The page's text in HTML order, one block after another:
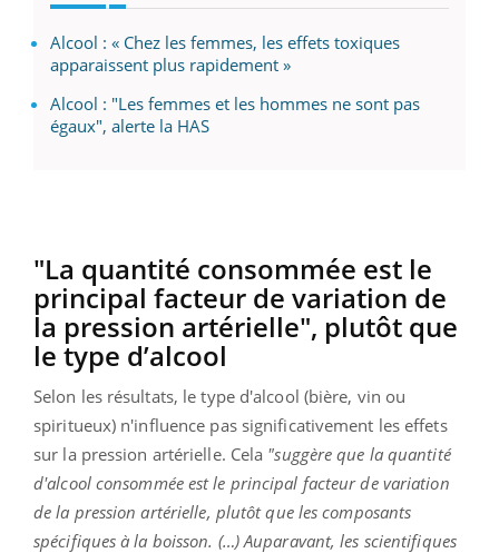
Alcool : « Chez les femmes, les effets toxiques
apparaissent plus rapidement »
Alcool : "Les femmes et les hommes ne sont pas
égaux", alerte la HAS
"La quantité consommée est le
principal facteur de variation de
la pression artérielle", plutôt que
le type d’alcool
Selon les résultats, le type d'alcool (bière, vin ou
spiritueux) n'influence pas significativement les effets
sur la pression artérielle. Cela "suggère que la quantité
d'alcool consommée est le principal facteur de variation
de la pression artérielle, plutôt que les composants
spécifiques à la boisson. (…) Auparavant, les scientifiques